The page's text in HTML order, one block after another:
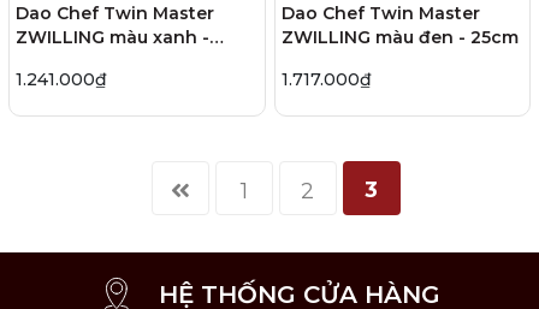
Dao Chef Twin Master
ZWILLING màu xanh -
1.241.000₫
Dao Chef Twin Master
ZWILLING màu đen - 25cm
1.717.000₫
1 2 3
HỆ THỐNG CỬA HÀNG